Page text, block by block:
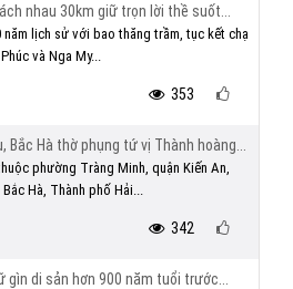
nhau 30km giữ trọn lời thề suốt...
năm lịch sử với bao thăng trầm, tục kết chạ
và Nga My...
353
Bắc Hà thờ phụng tứ vị Thành hoàng...
phường Tràng Minh, quận Kiến An,
Hà, Thành phố Hải...
342
gìn di sản hơn 900 năm tuổi trước...